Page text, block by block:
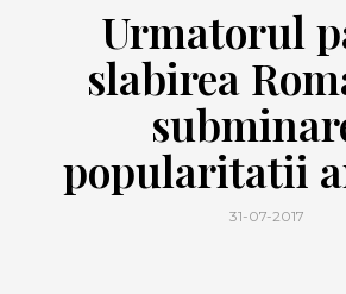
Urmatorul
slabirea
popularitatii
31-07-2017